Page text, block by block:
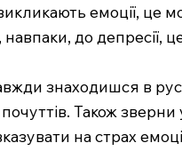
емоції,
до депресії,
знаходишся в
Також зверни
на страх